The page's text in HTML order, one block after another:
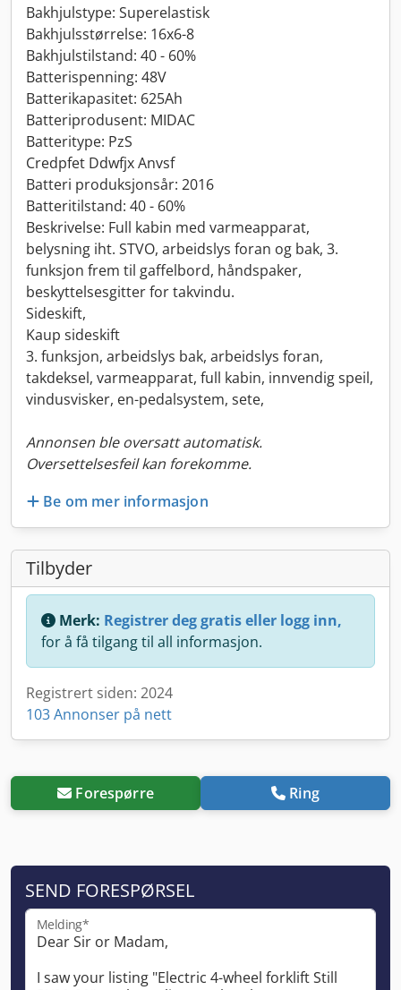
Bakhjulstype: Superelastisk
Bakhjulsstørrelse: 16x6-8
Bakhjulstilstand: 40 - 60%
Batterispenning: 48V
Batterikapasitet: 625Ah
Batteriprodusent: MIDAC
Batteritype: PzS
Credpfet Ddwfjx Anvsf
Batteri produksjonsår: 2016
Batteritilstand: 40 - 60%
Beskrivelse: Full kabin med varmeapparat,
belysning iht. STVO, arbeidslys foran og bak, 3.
funksjon frem til gaffelbord, håndspaker,
beskyttelsesgitter for takvindu.
Sideskift,
Kaup sideskift
3. funksjon, arbeidslys bak, arbeidslys foran,
takdeksel, varmeapparat, full kabin, innvendig speil,
vindusvisker, en-pedalsystem, sete,
Annonsen ble oversatt automatisk.
Oversettelsesfeil kan forekomme.
Be om mer informasjon
Tilbyder
Merk: Registrer deg gratis eller logg inn,
for å få tilgang til all informasjon.
Registrert siden: 2024
103 Annonser på nett
Forespørre Ring
SEND FORESPØRSEL
Melding*